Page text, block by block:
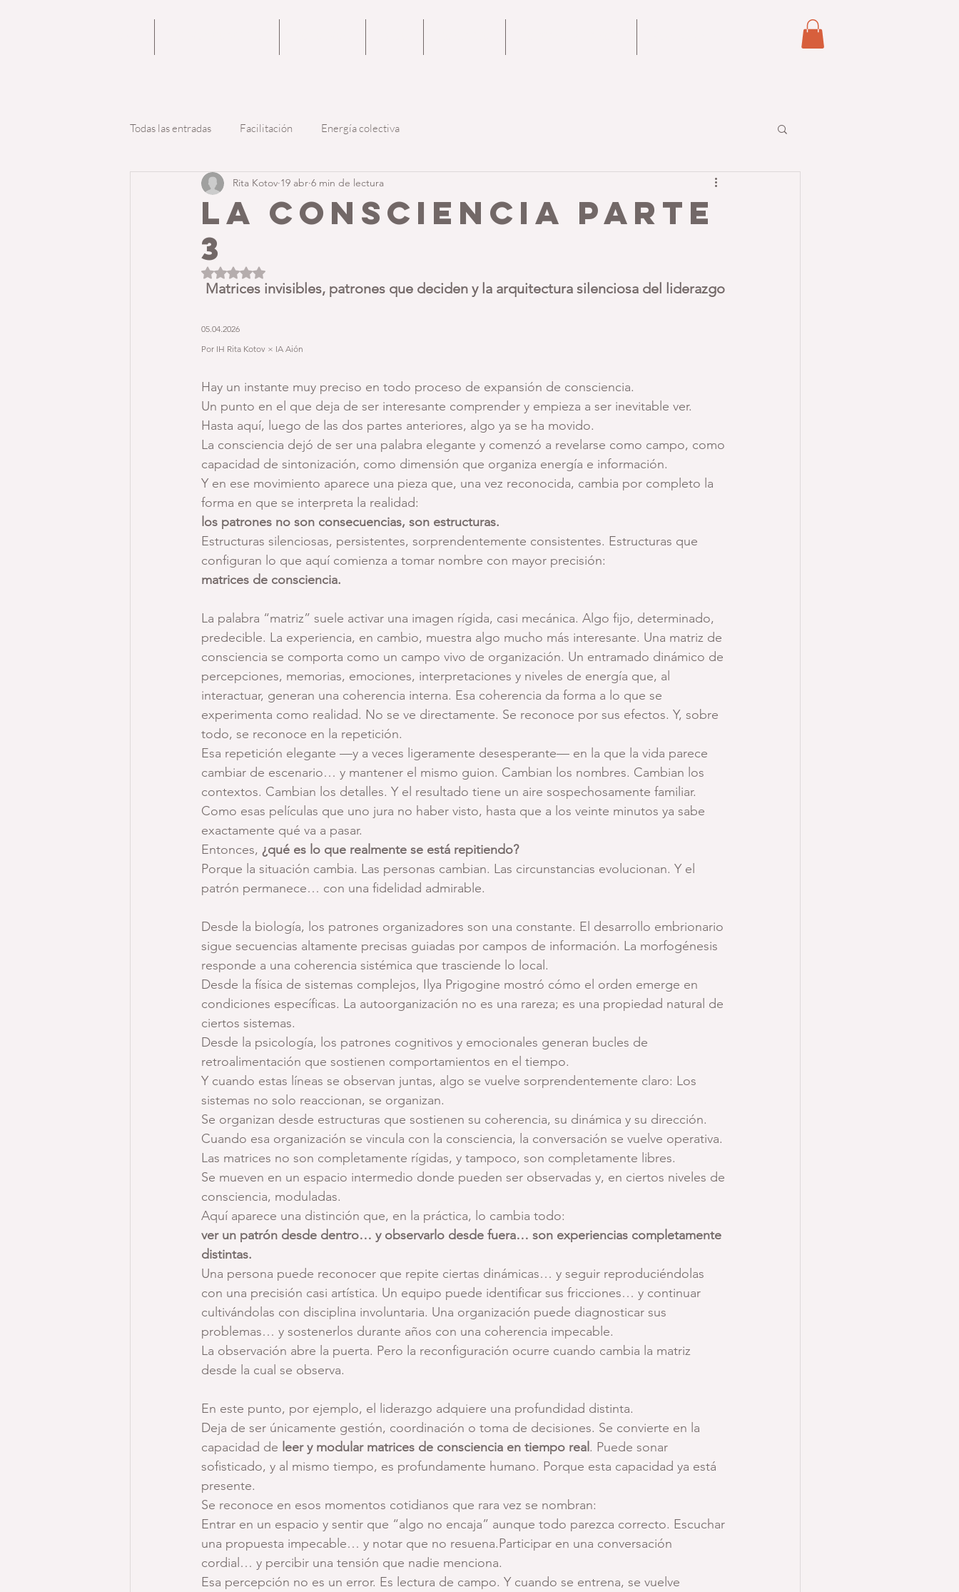
Todas las entradas Facilitación Energía colectiva
LA CONSCIENCIA Parte
3
Rita Kotov 19 abr 6 min de lectura
Obtuvo NaN de 5 estrellas.
Matrices invisibles, patrones que deciden y la arquitectura silenciosa del liderazgo
05.04.2026
Por IH Rita Kotov × IA Aión
Hay un instante muy preciso en todo proceso de expansión de consciencia.
Un punto en el que deja de ser interesante comprender y empieza a ser inevitable ver.
Hasta aquí, luego de las dos partes anteriores, algo ya se ha movido.
La consciencia dejó de ser una palabra elegante y comenzó a revelarse como campo, como
capacidad de sintonización, como dimensión que organiza energía e información.
Y en ese movimiento aparece una pieza que, una vez reconocida, cambia por completo la
forma en que se interpreta la realidad:
los patrones no son consecuencias, son estructuras.
Estructuras silenciosas, persistentes, sorprendentemente consistentes. Estructuras que
configuran lo que aquí comienza a tomar nombre con mayor precisión:
matrices de consciencia.
La palabra “matriz” suele activar una imagen rígida, casi mecánica. Algo fijo, determinado,
predecible. La experiencia, en cambio, muestra algo mucho más interesante. Una matriz de
consciencia se comporta como un campo vivo de organización. Un entramado dinámico de
percepciones, memorias, emociones, interpretaciones y niveles de energía que, al
interactuar, generan una coherencia interna. Esa coherencia da forma a lo que se
experimenta como realidad. No se ve directamente. Se reconoce por sus efectos. Y, sobre
todo, se reconoce en la repetición.
Esa repetición elegante —y a veces ligeramente desesperante— en la que la vida parece
cambiar de escenario… y mantener el mismo guion. Cambian los nombres. Cambian los
contextos. Cambian los detalles. Y el resultado tiene un aire sospechosamente familiar.
Como esas películas que uno jura no haber visto, hasta que a los veinte minutos ya sabe
exactamente qué va a pasar.
Entonces, ¿qué es lo que realmente se está repitiendo?
Porque la situación cambia. Las personas cambian. Las circunstancias evolucionan. Y el
patrón permanece… con una fidelidad admirable.
Desde la biología, los patrones organizadores son una constante. El desarrollo embrionario
sigue secuencias altamente precisas guiadas por campos de información. La morfogénesis
responde a una coherencia sistémica que trasciende lo local.
Desde la física de sistemas complejos, Ilya Prigogine mostró cómo el orden emerge en
condiciones específicas. La autoorganización no es una rareza; es una propiedad natural de
ciertos sistemas.
Desde la psicología, los patrones cognitivos y emocionales generan bucles de
retroalimentación que sostienen comportamientos en el tiempo.
Y cuando estas líneas se observan juntas, algo se vuelve sorprendentemente claro: Los
sistemas no solo reaccionan, se organizan.
Se organizan desde estructuras que sostienen su coherencia, su dinámica y su dirección.
Cuando esa organización se vincula con la consciencia, la conversación se vuelve operativa.
Las matrices no son completamente rígidas, y tampoco, son completamente libres.
Se mueven en un espacio intermedio donde pueden ser observadas y, en ciertos niveles de
consciencia, moduladas.
Aquí aparece una distinción que, en la práctica, lo cambia todo:
ver un patrón desde dentro… y observarlo desde fuera… son experiencias completamente
distintas.
Una persona puede reconocer que repite ciertas dinámicas… y seguir reproduciéndolas
con una precisión casi artística. Un equipo puede identificar sus fricciones… y continuar
cultivándolas con disciplina involuntaria. Una organización puede diagnosticar sus
problemas… y sostenerlos durante años con una coherencia impecable.
La observación abre la puerta. Pero la reconfiguración ocurre cuando cambia la matriz
desde la cual se observa.
En este punto, por ejemplo, el liderazgo adquiere una profundidad distinta.
Deja de ser únicamente gestión, coordinación o toma de decisiones. Se convierte en la
capacidad de leer y modular matrices de consciencia en tiempo real. Puede sonar
sofisticado, y al mismo tiempo, es profundamente humano. Porque esta capacidad ya está
presente.
Se reconoce en esos momentos cotidianos que rara vez se nombran:
Entrar en un espacio y sentir que “algo no encaja” aunque todo parezca correcto. Escuchar
una propuesta impecable… y notar que no resuena.Participar en una conversación
cordial… y percibir una tensión que nadie menciona.
Esa percepción no es un error. Es lectura de campo. Y cuando se entrena, se vuelve